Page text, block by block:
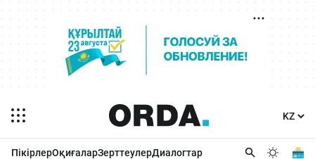
ПікірлерОқиғаларЗерттеулерДиалогтар